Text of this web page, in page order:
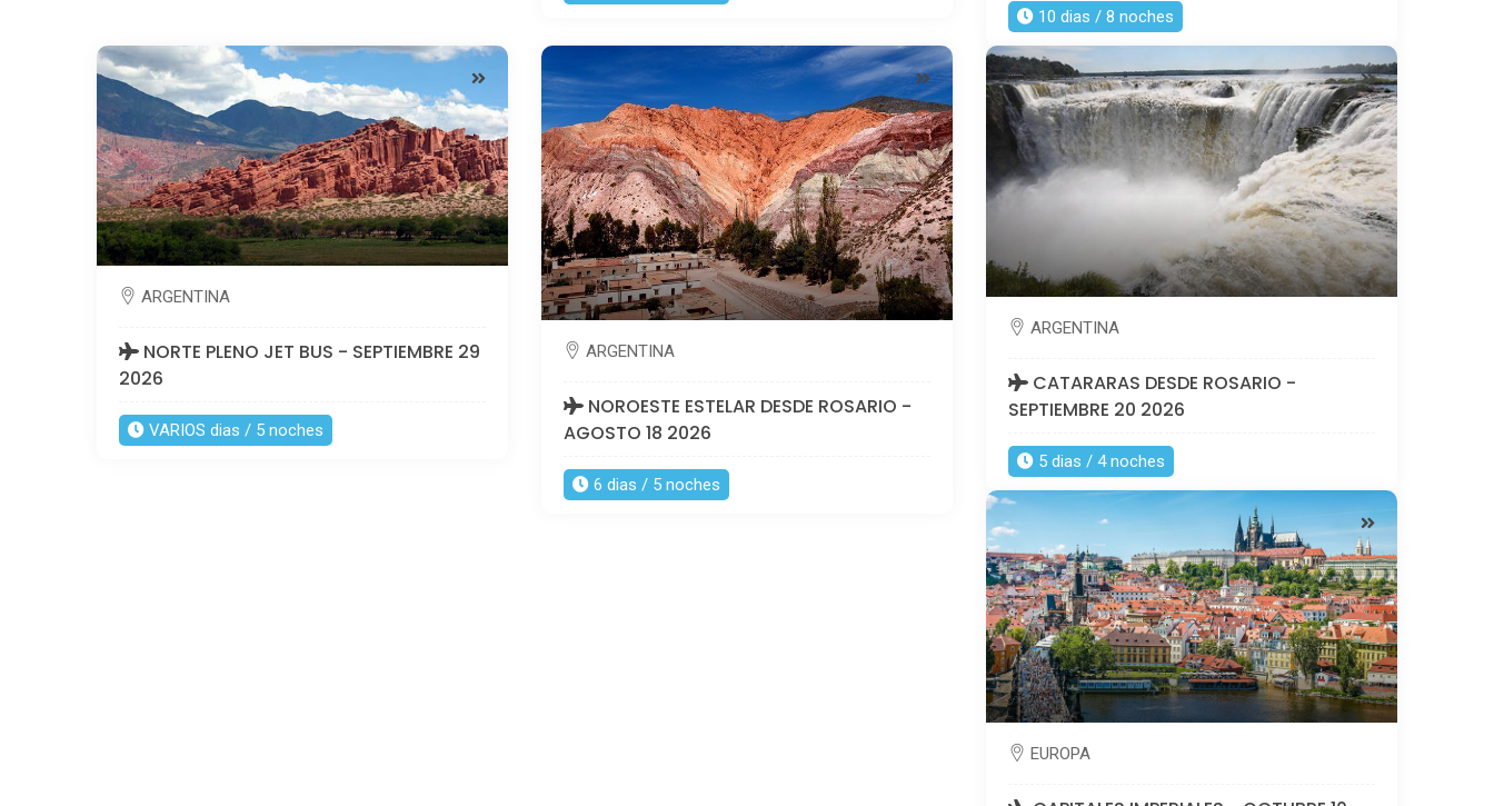
10 dias / 8 noches
ARGENTINA
NORTE PLENO JET BUS - SEPTIEMBRE 29
2026
VARIOS dias / 5 noches
ARGENTINA
NOROESTE ESTELAR DESDE ROSARIO -
AGOSTO 18 2026
6 dias / 5 noches
ARGENTINA
CATARARAS DESDE ROSARIO -
SEPTIEMBRE 20 2026
5 dias / 4 noches
EUROPA